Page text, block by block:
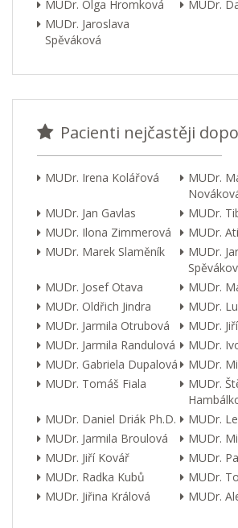
MUDr. Olga Hromková
MUDr.
MUDr. Jaroslava
Spěváková
Pacienti nejčastěji
MUDr. Irena Kolářová
MUDr.
MUDr. Jan Gavlas
MUDr.
MUDr. Ilona Zimmerová
MUDr.
MUDr. Marek Slaměník
MUDr.
MUDr. Josef Otava
MUDr.
MUDr. Oldřich Jindra
MUDr.
MUDr. Jarmila Otrubová
MUDr.
MUDr. Jarmila Randulová
MUDr.
MUDr. Gabriela Dupalová
MUDr.
MUDr. Tomáš Fiala
MUDr.
MUDr. Daniel Driák Ph.D.
MUDr.
MUDr. Jarmila Broulová
MUDr.
MUDr. Jiří Kovář
MUDr.
MUDr. Radka Kubů
MUDr.
MUDr. Jiřina Králová
MUDr.